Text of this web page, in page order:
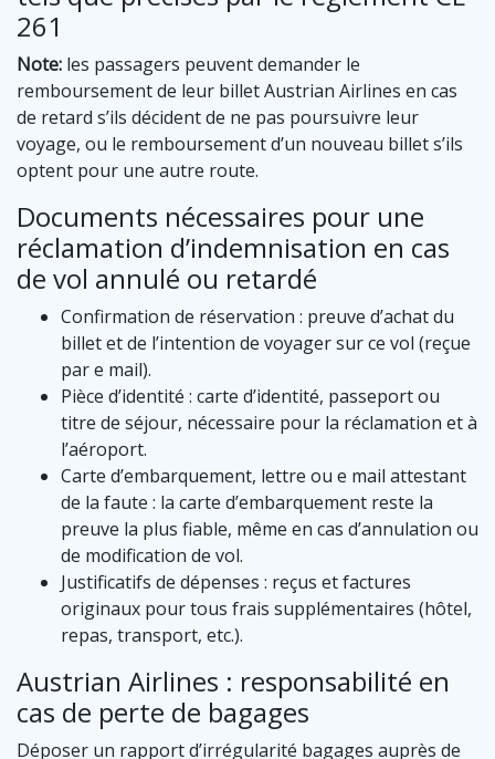
261
Note: les passagers peuvent demander le
remboursement de leur billet Austrian Airlines en cas
de retard s’ils décident de ne pas poursuivre leur
voyage, ou le remboursement d’un nouveau billet s’ils
optent pour une autre route.
Documents nécessaires pour une
réclamation d’indemnisation en cas
de vol annulé ou retardé
Confirmation de réservation : preuve d’achat du
billet et de l’intention de voyager sur ce vol (reçue
par e mail).
Pièce d’identité : carte d’identité, passeport ou
titre de séjour, nécessaire pour la réclamation et à
l’aéroport.
Carte d’embarquement, lettre ou e mail attestant
de la faute : la carte d’embarquement reste la
preuve la plus fiable, même en cas d’annulation ou
de modification de vol.
Justificatifs de dépenses : reçus et factures
originaux pour tous frais supplémentaires (hôtel,
repas, transport, etc.).
Austrian Airlines : responsabilité en
cas de perte de bagages
Déposer un rapport d’irrégularité bagages auprès de